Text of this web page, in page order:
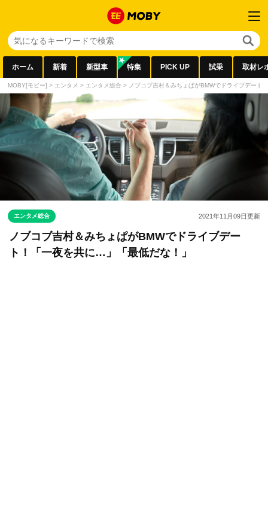
ホーム 新着 新型車 特集 PICK UP 試乗 取材レ
MOBY[モビー] > エンタメ > エンタメ総合 > ノブコブ吉村＆みちょぱがBMWでドライブデー
エンタメ総合 2021年11月09日更新
ノブコブ吉村＆みちょぱがBMWでドライブデー
ト！「一夜を共に…」「最低だな！」